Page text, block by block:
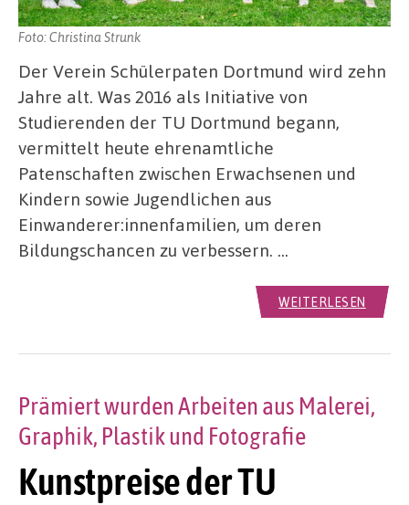
Foto: Christina Strunk
Der Verein Schülerpaten Dortmund wird zehn
Jahre alt. Was 2016 als Initiative von
Studierenden der TU Dortmund begann,
vermittelt heute ehrenamtliche
Patenschaften zwischen Erwachsenen und
Kindern sowie Jugendlichen aus
Einwanderer:innenfamilien, um deren
Bildungschancen zu verbessern. …
WEITERLESEN
Kunstpreise der TU
Prämiert wurden Arbeiten aus Malerei,
Graphik, Plastik und Fotografie